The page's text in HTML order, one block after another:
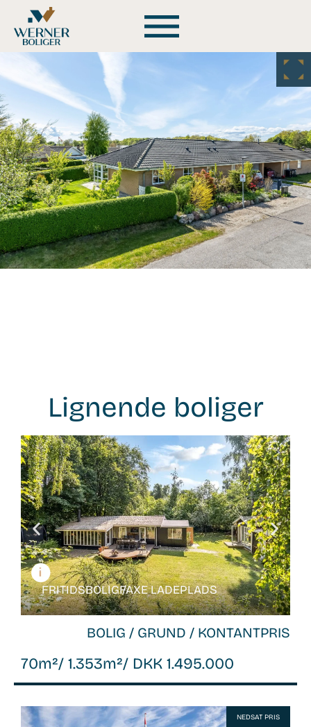
Lignende boliger
WB-
26106
FRITIDSBOLIG /FAXE LADEPLADS
BOLIG / GRUND / KONTANTPRIS
70m²/ 1.353m²/ DKK 1.495.000
NEDSAT PRIS
WB-